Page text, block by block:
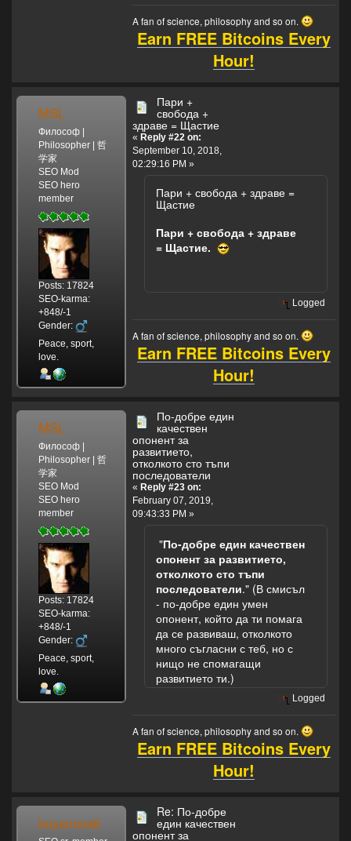
A fan of science, philosophy and so on.
Earn FREE Bitcoins Every
Hour!
MSL
Философ |
Philosopher | 哲
学家
SEO Mod
SEO hero
member
Posts: 17824
SEO-karma:
+848/-1
Gender:
Peace, sport,
love.
Пари +
свобода +
здраве = Щастие
« Reply #22 on:
September 10, 2018,
02:29:16 PM »
Пари + свобода + здраве =
Щастие
Пари + свобода + здраве
= Щастие.
Logged
A fan of science, philosophy and so on.
Earn FREE Bitcoins Every
Hour!
MSL
Философ |
Philosopher | 哲
学家
SEO Mod
SEO hero
member
Posts: 17824
SEO-karma:
+848/-1
Gender:
Peace, sport,
love.
По-добре един
качествен
опонент за
развитието,
отколкото сто тъпи
последователи
« Reply #23 on:
February 07, 2019,
09:43:33 PM »
"По-добре един качествен
опонент за развитието,
отколкото сто тъпи
последователи." (В смисъл
- по-добре един умен
опонент, който да ти помага
да се развиваш, отколкото
много съгласни с теб, но с
нищо не спомагащи
развитието ти.)
Logged
A fan of science, philosophy and so on.
Earn FREE Bitcoins Every
Hour!
boyanova6
Re: По-добре
един качествен
опонент за